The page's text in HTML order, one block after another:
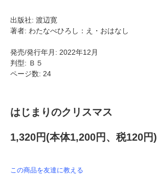
出版社: 渡辺寛
著者: わたなべひろし：え・おはなし
発売/発行年月: 2022年12月
判型: Ｂ５
ページ数: 24
はじまりのクリスマス
1,320円(本体1,200円、税120円)
この商品を友達に教える